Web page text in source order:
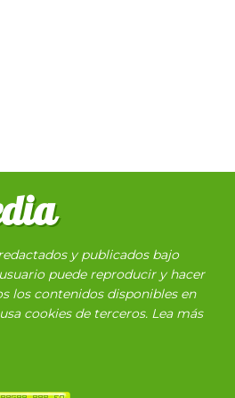
y publicados bajo
puede reproducir y hacer
los contenidos disponibles en
cookies de terceros. Lea más